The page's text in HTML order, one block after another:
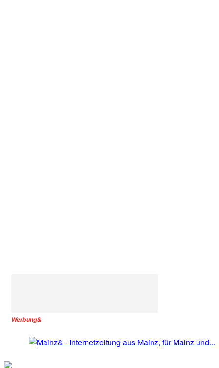
Werbung&